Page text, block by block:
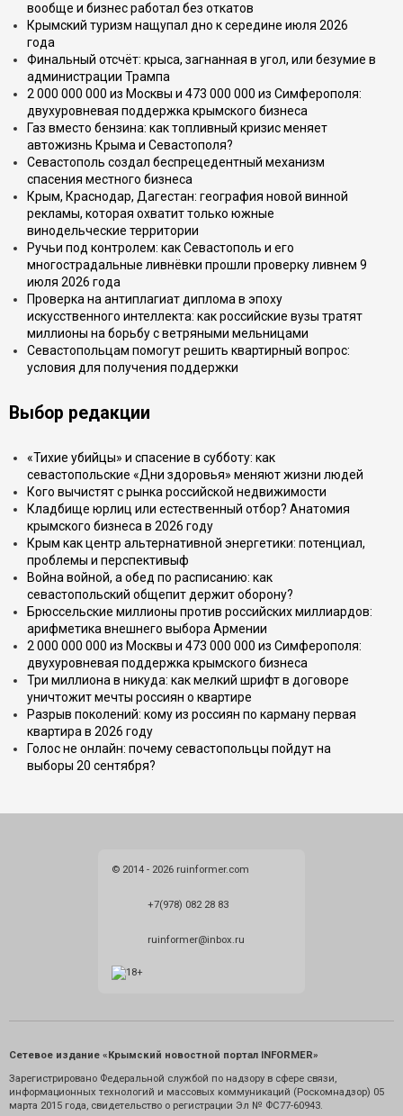
вообще и бизнес работал без откатов
Крымский туризм нащупал дно к середине июля 2026
года
Финальный отсчёт: крыса, загнанная в угол, или безумие в
администрации Трампа
2 000 000 000 из Москвы и 473 000 000 из Симферополя:
двухуровневая поддержка крымского бизнеса
Газ вместо бензина: как топливный кризис меняет
автожизнь Крыма и Севастополя?
Севастополь создал беспрецедентный механизм
спасения местного бизнеса
Крым, Краснодар, Дагестан: география новой винной
рекламы, которая охватит только южные
винодельческие территории
Ручьи под контролем: как Севастополь и его
многострадальные ливнёвки прошли проверку ливнем 9
июля 2026 года
Проверка на антиплагиат диплома в эпоху
искусственного интеллекта: как российские вузы тратят
миллионы на борьбу с ветряными мельницами
Севастопольцам помогут решить квартирный вопрос:
условия для получения поддержки
Выбор редакции
«Тихие убийцы» и спасение в субботу: как
севастопольские «Дни здоровья» меняют жизни людей
Кого вычистят с рынка российской недвижимости
Кладбище юрлиц или естественный отбор? Анатомия
крымского бизнеса в 2026 году
Крым как центр альтернативной энергетики: потенциал,
проблемы и перспективыф
Война войной, а обед по расписанию: как
севастопольский общепит держит оборону?
Брюссельские миллионы против российских миллиардов:
арифметика внешнего выбора Армении
2 000 000 000 из Москвы и 473 000 000 из Симферополя:
двухуровневая поддержка крымского бизнеса
Три миллиона в никуда: как мелкий шрифт в договоре
уничтожит мечты россиян о квартире
Разрыв поколений: кому из россиян по карману первая
квартира в 2026 году
Голос не онлайн: почему севастопольцы пойдут на
выборы 20 сентября?
© 2014 - 2026 ruinformer.com
+7(978) 082 28 83
ruinformer@inbox.ru
Сетевое издание «Крымский новостной портал INFORMER»
Зарегистрировано Федеральной службой по надзору в сфере связи,
информационных технологий и массовых коммуникаций (Роскомнадзор) 05
марта 2015 года, свидетельство о регистрации Эл № ФС77-60943.